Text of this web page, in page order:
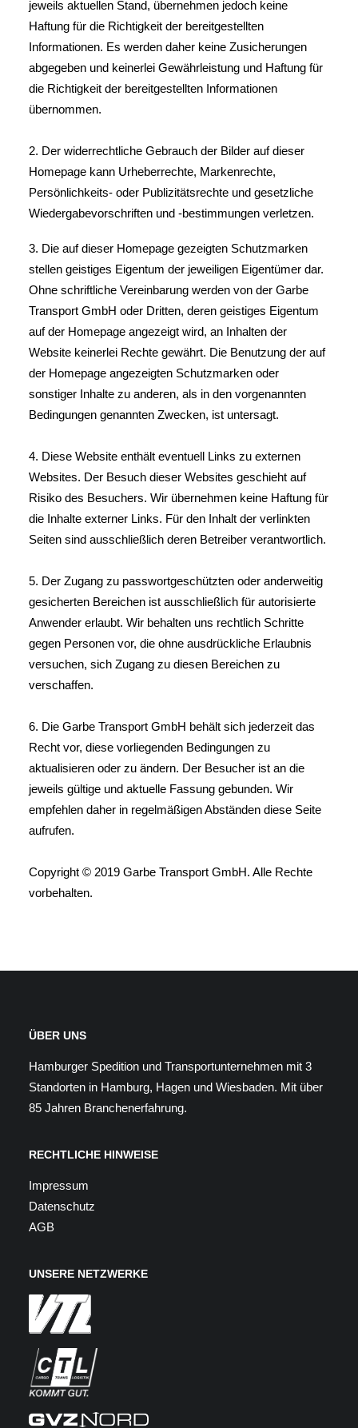
jeweils aktuellen Stand, übernehmen jedoch keine
Haftung für die Richtigkeit der bereitgestellten
Informationen. Es werden daher keine Zusicherungen
abgegeben und keinerlei Gewährleistung und Haftung für
die Richtigkeit der bereitgestellten Informationen
übernommen.
2. Der widerrechtliche Gebrauch der Bilder auf dieser
Homepage kann Urheberrechte, Markenrechte,
Persönlichkeits- oder Publizitätsrechte und gesetzliche
Wiedergabevorschriften und -bestimmungen verletzen.
3. Die auf dieser Homepage gezeigten Schutzmarken
stellen geistiges Eigentum der jeweiligen Eigentümer dar.
Ohne schriftliche Vereinbarung werden von der Garbe
Transport GmbH oder Dritten, deren geistiges Eigentum
auf der Homepage angezeigt wird, an Inhalten der
Website keinerlei Rechte gewährt. Die Benutzung der auf
der Homepage angezeigten Schutzmarken oder
sonstiger Inhalte zu anderen, als in den vorgenannten
Bedingungen genannten Zwecken, ist untersagt.
4. Diese Website enthält eventuell Links zu externen
Websites. Der Besuch dieser Websites geschieht auf
Risiko des Besuchers. Wir übernehmen keine Haftung für
die Inhalte externer Links. Für den Inhalt der verlinkten
Seiten sind ausschließlich deren Betreiber verantwortlich.
5. Der Zugang zu passwortgeschützten oder anderweitig
gesicherten Bereichen ist ausschließlich für autorisierte
Anwender erlaubt. Wir behalten uns rechtlich Schritte
gegen Personen vor, die ohne ausdrückliche Erlaubnis
versuchen, sich Zugang zu diesen Bereichen zu
verschaffen.
6. Die Garbe Transport GmbH behält sich jederzeit das
Recht vor, diese vorliegenden Bedingungen zu
aktualisieren oder zu ändern. Der Besucher ist an die
jeweils gültige und aktuelle Fassung gebunden. Wir
empfehlen daher in regelmäßigen Abständen diese Seite
aufrufen.
Copyright © 2019 Garbe Transport GmbH. Alle Rechte
vorbehalten.
ÜBER UNS
Hamburger Spedition und Transportunternehmen mit 3
Standorten in Hamburg, Hagen und Wiesbaden. Mit über
85 Jahren Branchenerfahrung.
RECHTLICHE HINWEISE
Impressum
Datenschutz
AGB
UNSERE NETZWERKE